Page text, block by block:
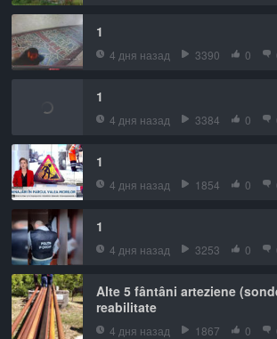
1
4 дня назад 3390 0
1
4 дня назад 3384 0
1
4 дня назад 1854 0
1
4 дня назад 3253 0
Alte 5 fântâni arteziene
reabilitate
4 дня назад 1867 0